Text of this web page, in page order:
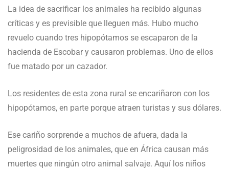
La idea de sacrificar los animales ha recibido algunas
críticas y es previsible que lleguen más. Hubo mucho
revuelo cuando tres hipopótamos se escaparon de la
hacienda de Escobar y causaron problemas. Uno de ellos
fue matado por un cazador.
Los residentes de esta zona rural se encariñaron con los
hipopótamos, en parte porque atraen turistas y sus dólares.
Ese cariño sorprende a muchos de afuera, dada la
peligrosidad de los animales, que en África causan más
muertes que ningún otro animal salvaje. Aquí los niños